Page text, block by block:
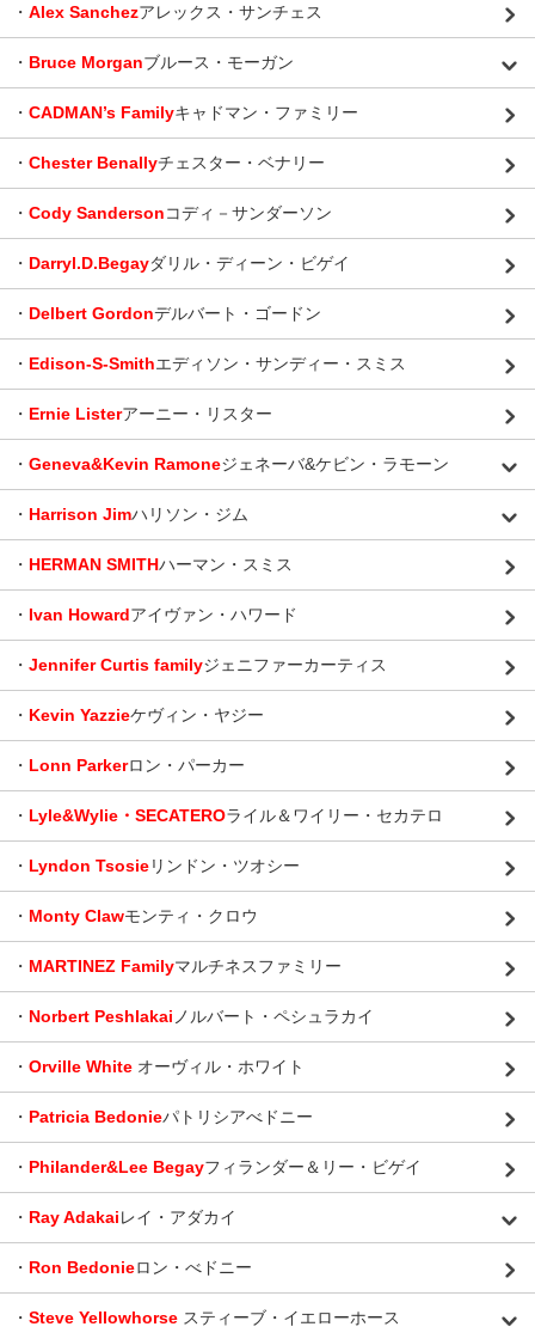
・ Alex Sanchezアレックス・サンチェス
・ Bruce Morganブルース・モーガン
・ CADMAN’s Familyキャドマン・ファミリー
・ Chester Benallyチェスター・ベナリー
・ Cody Sandersonコディ－サンダーソン
・ Darryl.D.Begayダリル・ディーン・ビゲイ
・ Delbert Gordonデルバート・ゴードン
・ Edison-S-Smithエディソン・サンディー・スミス
・ Ernie Listerアーニー・リスター
・ Geneva&Kevin Ramoneジェネーバ&ケビン・ラモーン
・ Harrison Jimハリソン・ジム
・ HERMAN SMITHハーマン・スミス
・ Ivan Howardアイヴァン・ハワード
・ Jennifer Curtis familyジェニファーカーティス
・ Kevin Yazzieケヴィン・ヤジー
・ Lonn Parkerロン・パーカー
・ Lyle&Wylie・SECATEROライル＆ワイリー・セカテロ
・ Lyndon Tsosieリンドン・ツオシー
・ Monty Clawモンティ・クロウ
・ MARTINEZ Familyマルチネスファミリー
・ Norbert Peshlakai ノルバート・ペシュラカイ
・ Orville White オーヴィル・ホワイト
・ Patricia Bedonieパトリシアべドニー
・ Philander&Lee Begayフィランダー＆リー・ビゲイ
・ Ray Adakaiレイ・アダカイ
・ Ron Bedonieロン・べドニー
・ Steve Yellowhorse スティーブ・イエローホース